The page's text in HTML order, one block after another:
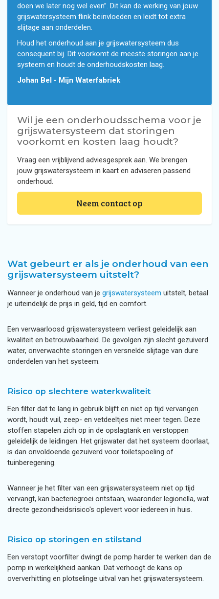
doen we later nog wel even”. Dit kan de werking van jouw
grijswatersysteem flink beïnvloeden en leidt tot extra
slijtage aan onderdelen.
Houd het onderhoud aan je grijswatersysteem dus
consequent bij. Dit voorkomt de meeste storingen aan je
systeem en houdt de onderhoudskosten laag.
Johan Bel - Mijn Waterfabriek
Wil je een onderhoudsschema voor je
grijswatersysteem dat storingen
voorkomt en kosten laag houdt?
Vraag een vrijblijvend adviesgesprek aan. We brengen
jouw grijswatersysteem in kaart en adviseren passend
onderhoud.
Neem contact op
Wat gebeurt er als je onderhoud van een
grijswatersysteem uitstelt?
Wanneer je onderhoud van je grijswatersysteem uitstelt, betaal
je uiteindelijk de prijs in geld, tijd en comfort.
Een verwaarloosd grijswatersysteem verliest geleidelijk aan
kwaliteit en betrouwbaarheid. De gevolgen zijn slecht gezuiverd
water, onverwachte storingen en versnelde slijtage van dure
onderdelen van het systeem.
Risico op slechtere waterkwaliteit
Een filter dat te lang in gebruik blijft en niet op tijd vervangen
wordt, houdt vuil, zeep- en vetdeeltjes niet meer tegen. Deze
stoffen stapelen zich op in de opslagtank en verstoppen
geleidelijk de leidingen. Het grijswater dat het systeem doorlaat,
is dan onvoldoende gezuiverd voor toiletspoeling of
tuinberegening.
Wanneer je het filter van een grijswatersysteem niet op tijd
vervangt, kan bacteriegroei ontstaan, waaronder legionella, wat
directe gezondheidsrisico's oplevert voor iedereen in huis.
Risico op storingen en stilstand
Een verstopt voorfilter dwingt de pomp harder te werken dan de
pomp in werkelijkheid aankan. Dat verhoogt de kans op
oververhitting en plotselinge uitval van het grijswatersysteem.